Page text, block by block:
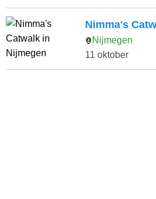
Nimma's
Nijmegen
11 oktober